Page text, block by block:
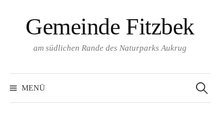
InhaltGemeinde Fitzbek
am südlichen Rande des Naturparks Aukrug
MENÜ
nach: